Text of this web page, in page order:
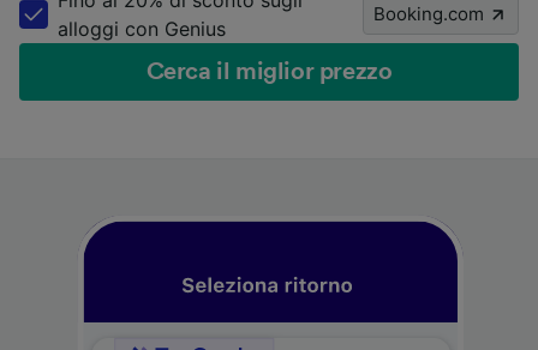
alloggi con Genius
Booking.com
Cerca il miglior prezzo